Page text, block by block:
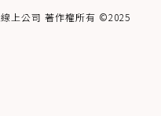
上公司 著作權所有 ©2025